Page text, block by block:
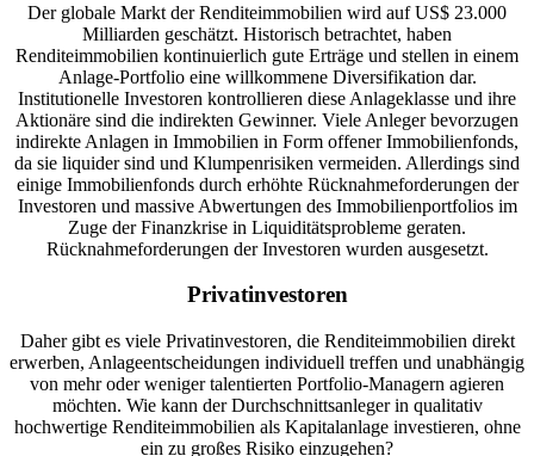
Der globale Markt der Renditeimmobilien wird auf US$ 23.000
Milliarden geschätzt. Historisch betrachtet, haben
Renditeimmobilien kontinuierlich gute Erträge und stellen in einem
Anlage-Portfolio eine willkommene Diversifikation dar.
Institutionelle Investoren kontrollieren diese Anlageklasse und ihre
Aktionäre sind die indirekten Gewinner. Viele Anleger bevorzugen
indirekte Anlagen in Immobilien in Form offener Immobilienfonds,
da sie liquider sind und Klumpenrisiken vermeiden. Allerdings sind
einige Immobilienfonds durch erhöhte Rücknahmeforderungen der
Investoren und massive Abwertungen des Immobilienportfolios im
Zuge der Finanzkrise in Liquiditätsprobleme geraten.
Rücknahmeforderungen der Investoren wurden ausgesetzt.
Privatinvestoren
Daher gibt es viele Privatinvestoren, die Renditeimmobilien direkt
erwerben, Anlageentscheidungen individuell treffen und unabhängig
von mehr oder weniger talentierten Portfolio-Managern agieren
möchten. Wie kann der Durchschnittsanleger in qualitativ
hochwertige Renditeimmobilien als Kapitalanlage investieren, ohne
ein zu großes Risiko einzugehen?